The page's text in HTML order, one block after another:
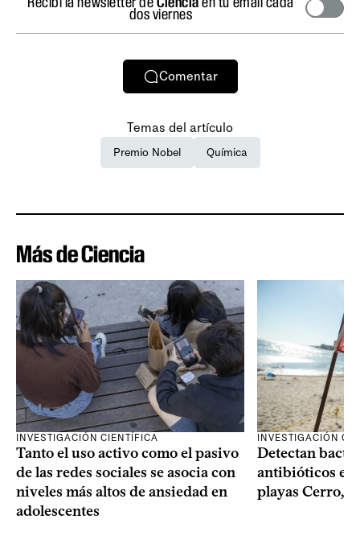
dos viernes
Comentar
Temas del artículo
Premio Nobel Química
Más de Ciencia
INVESTIGACIÓN CIENTÍFICA
Tanto el uso activo como el pasivo
de las redes sociales se asocia con
niveles más altos de ansiedad en
adolescentes
INVESTIGACIÓN
Detectan
antibióticos en
playas Cerro,